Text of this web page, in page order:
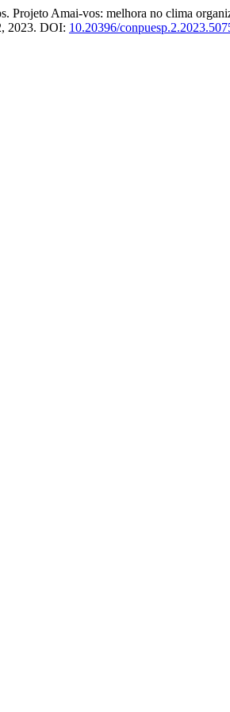
Amai-vos: melhora no clima
2023. DOI: 10.20396/